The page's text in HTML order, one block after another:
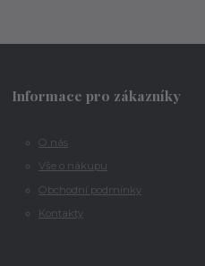
Informace pro zákazníky
O nás
Vše o nákupu
Obchodní podmínky
Kontakty